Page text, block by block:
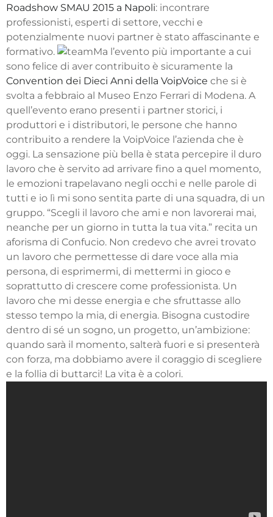
Roadshow SMAU 2015 a Napoli: incontrare
professionisti, esperti di settore, vecchi e
potenzialmente nuovi partner è stato affascinante e
formativo.
Ma l’evento più importante a cui
sono felice di aver contribuito è sicuramente la
Convention dei Dieci Anni della VoipVoice che si è
svolta a febbraio al Museo Enzo Ferrari di Modena. A
quell’evento erano presenti i partner storici, i
produttori e i distributori, le persone che hanno
contribuito a rendere la VoipVoice l’azienda che è
oggi. La sensazione più bella è stata percepire il duro
lavoro che è servito ad arrivare fino a quel momento,
le emozioni trapelavano negli occhi e nelle parole di
tutti e io lì mi sono sentita parte di una squadra, di un
gruppo. “Scegli il lavoro che ami e non lavorerai mai,
neanche per un giorno in tutta la tua vita.” recita un
aforisma di Confucio. Non credevo che avrei trovato
un lavoro che permettesse di dare voce alla mia
persona, di esprimermi, di mettermi in gioco e
soprattutto di crescere come professionista. Un
lavoro che mi desse energia e che sfruttasse allo
stesso tempo la mia, di energia. Bisogna custodire
dentro di sé un sogno, un progetto, un’ambizione:
quando sarà il momento, salterà fuori e si presenterà
con forza, ma dobbiamo avere il coraggio di scegliere
e la follia di buttarci! La vita è a colori.